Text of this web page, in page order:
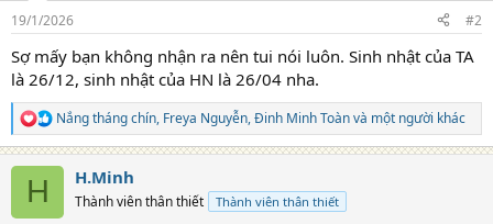
19/1/2026 #2
Sợ mấy bạn không nhận ra nên tui nói luôn. Sinh nhật của TA
là 26/12, sinh nhật của HN là 26/04 nha.
R
e
a
Nắng tháng chín, Freya Nguyễn,Đinh Minh Toànvà một người khác
H H.Minh
Thành viên thân thiết Thành viên thân thiết